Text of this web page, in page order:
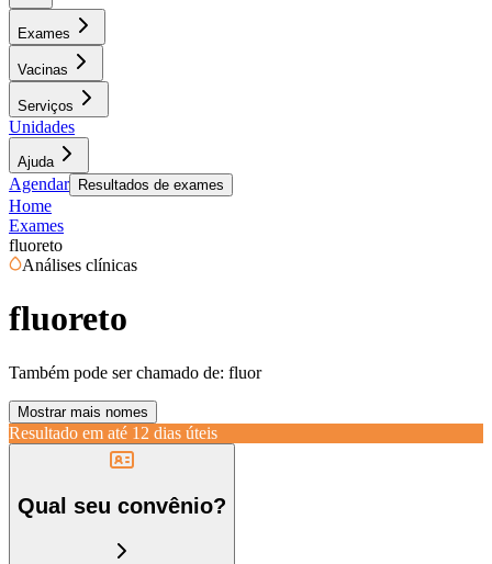
Exames
Vacinas
Serviços
Unidades
Ajuda
Agendar Resultados de exames
Home
Exames
fluoreto
Análises clínicas
fluoreto
Também pode ser chamado de: fluor
Mostrar mais nomes
Resultado em até 12 dias úteis
Qual seu convênio?